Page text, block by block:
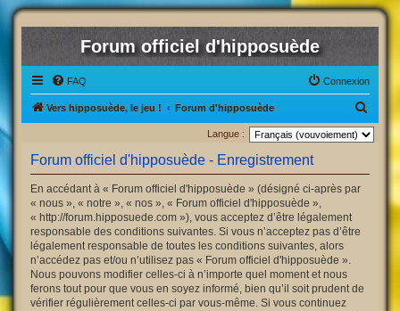
Forum officiel d'hipposuède
FAQ Connexion
Vers hipposuède, le jeu ! Forum d'hipposuède
e
Langue :
Forum officiel d'hipposuède - Enregistrement
En accédant à « Forum officiel d'hipposuède » (désigné ci-après par
« nous », « notre », « nos », « Forum officiel d'hipposuède »,
« http://forum.hipposuede.com »), vous acceptez d’être légalement
responsable des conditions suivantes. Si vous n’acceptez pas d’être
légalement responsable de toutes les conditions suivantes, alors
n’accédez pas et/ou n’utilisez pas « Forum officiel d'hipposuède ».
Nous pouvons modifier celles-ci à n’importe quel moment et nous
ferons tout pour que vous en soyez informé, bien qu’il soit prudent de
vérifier régulièrement celles-ci par vous-même. Si vous continuez